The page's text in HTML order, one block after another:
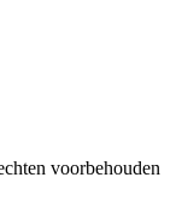
voorbehouden